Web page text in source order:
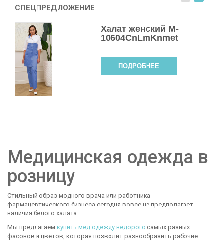
СПЕЦПРЕДЛОЖЕНИЕ
Халат женский M-
10604СnLmKnmet
ПОДРОБНЕЕ
Медицинская одежда в
розницу
Стильный образ модного врача или работника
фармацевтического бизнеса сегодня вовсе не предполагает
наличия белого халата.
Мы предлагаем купить мед одежду недорого самых разных
фасонов и цветов, которая позволит разнообразить рабочие